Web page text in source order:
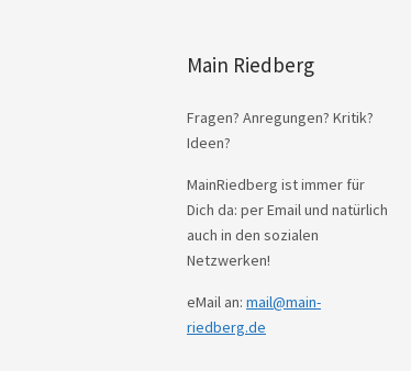
Main Riedberg
Fragen? Anregungen? Kritik?
Ideen?
MainRiedberg ist immer für
Dich da: per Email und natürlich
auch in den sozialen
Netzwerken!
eMail an: mail@main-
riedberg.de